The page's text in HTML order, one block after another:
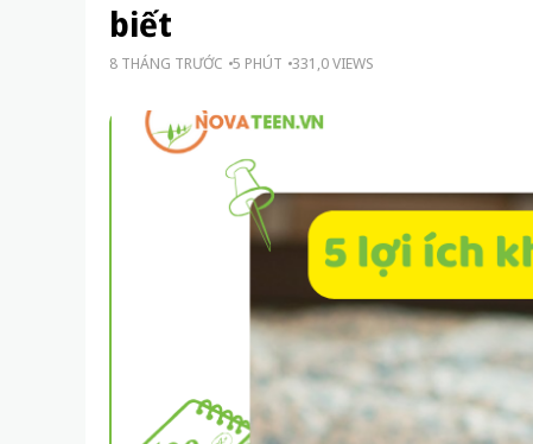
biết
8 THÁNG TRƯỚC 5 PHÚT 331,0 VIEWS